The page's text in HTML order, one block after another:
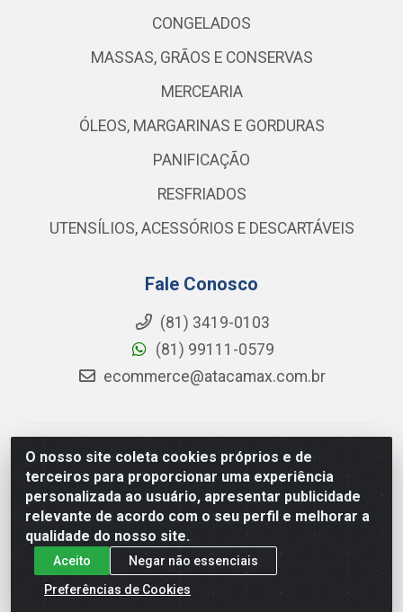
O nosso site coleta cookies próprios e de
terceiros para proporcionar uma experiência
personalizada ao usuário, apresentar publicidade
relevante de acordo com o seu perfil e melhorar a
qualidade do nosso site.
Aceito
Negar não essenciais
Preferências de Cookies
CONGELADOS
MASSAS, GRÃOS E CONSERVAS
MERCEARIA
ÓLEOS, MARGARINAS E GORDURAS
PANIFICAÇÃO
RESFRIADOS
UTENSÍLIOS, ACESSÓRIOS E DESCARTÁVEIS
Fale Conosco
(81) 3419-0103
(81) 99111-0579
ecommerce@atacamax.com.br
Atacamax Importadora de Alimentos LTDA - RODOVIA
BR-101 - SUL, KM 79,60 GP E GALPAO:D - Muribeca,
Jaboatão dos Guararapes - PE, 54355-010 - CNPJ
08.305.623/0001-84